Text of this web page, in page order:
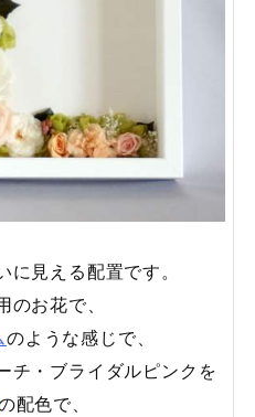
見える配置です。
お花で、
のような感じで、
チ・ブライダルピンクを
配色で、